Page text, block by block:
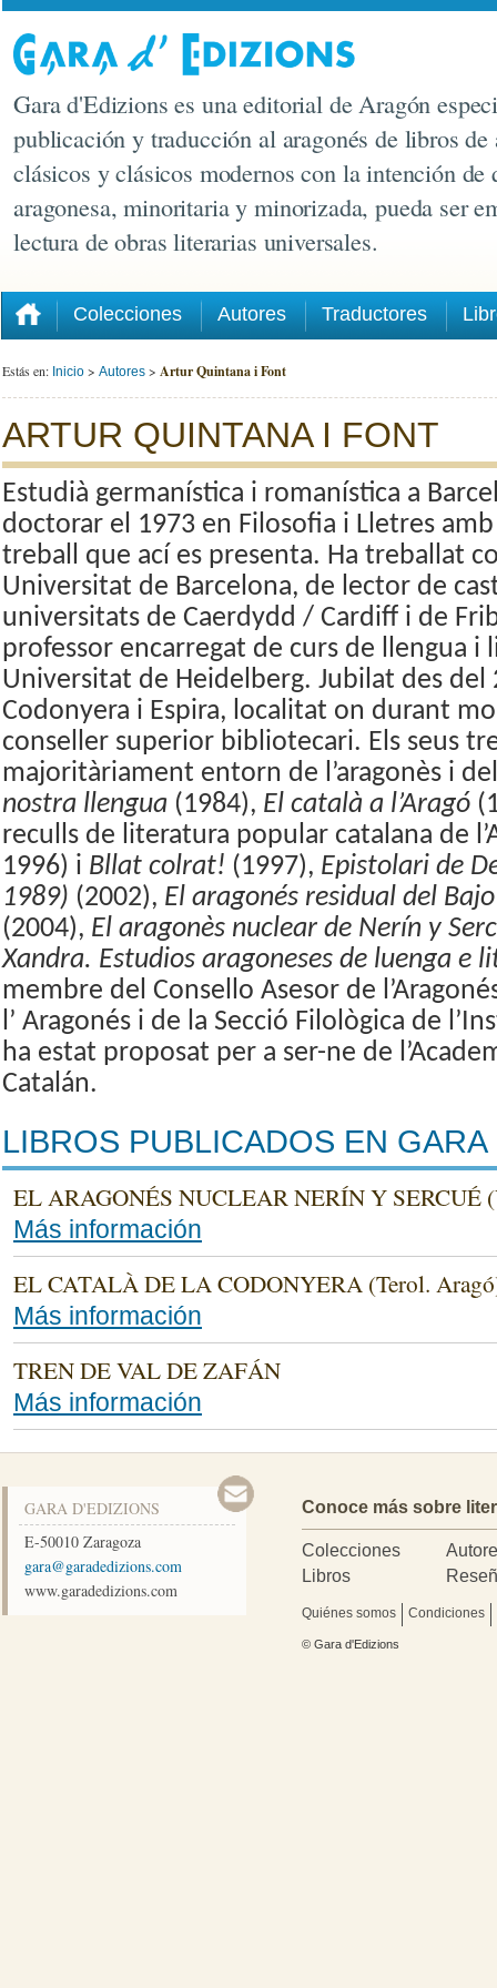
Gara d'Edizions es una editorial de Aragón
publicación y traducción al aragonés de libros de
clásicos y clásicos modernos con la intención de
aragonesa, minoritaria y minorizada, pueda ser
lectura de obras literarias universales.
Colecciones Autores Traductores
Estás en: Inicio > Autores > Artur Quintana i Font
ARTUR QUINTANA I FONT
Estudià germanística i romanística a
doctorar el 1973 en Filosofia i Lletres
treball que ací es presenta. Ha treballat
Universitat de Barcelona, de lector de
universitats de Caerdydd / Cardiff i de
professor encarregat de curs de llengua i
Universitat de Heidelberg. Jubilat des del
Codonyera i Espira, localitat on durant
conseller superior bibliotecari. Els seus
majoritàriament entorn de l’aragonès i del
nostra llengua (1984), El català a l’Aragó
reculls de literatura popular catalana de
1996) i Bllat colrat! (1997), Epistolari de
1989) (2002), El aragonés residual del
(2004), El aragonès nuclear de Nerín y
Xandra. Estudios aragoneses de luenga e
membre del Consello Asesor de
l’ Aragonés i de la Secció Filològica de
ha estat proposat per a ser-ne de
Catalán.
LIBROS PUBLICADOS EN
EL ARAGONÉS NUCLEAR NERÍN Y SERCUÉ
Más información
EL CATALÀ DE LA CODONYERA (Terol.
Más información
TREN DE VAL DE ZAFÁN
Más información
GARA D'EDIZIONS
E-50010 Zaragoza
moc.snoizidedarag@arag
www.garadedizions.com
Conoce más sobre
Colecciones
Libros
Quiénes somos Condiciones
© Gara d'Edizions